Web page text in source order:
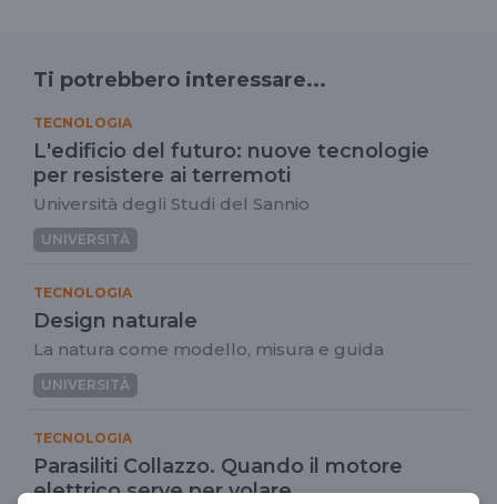
Ti potrebbero interessare...
TECNOLOGIA
L'edificio del futuro: nuove tecnologie
per resistere ai terremoti
Università degli Studi del Sannio
UNIVERSITÀ
TECNOLOGIA
Design naturale
La natura come modello, misura e guida
UNIVERSITÀ
TECNOLOGIA
Parasiliti Collazzo. Quando il motore
elettrico serve per volare